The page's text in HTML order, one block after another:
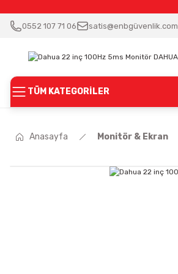
0552 107 71 06 satis@enbgüvenlik.com
TÜM KATEGORİLER
Anasayfa Monitör & Ekran